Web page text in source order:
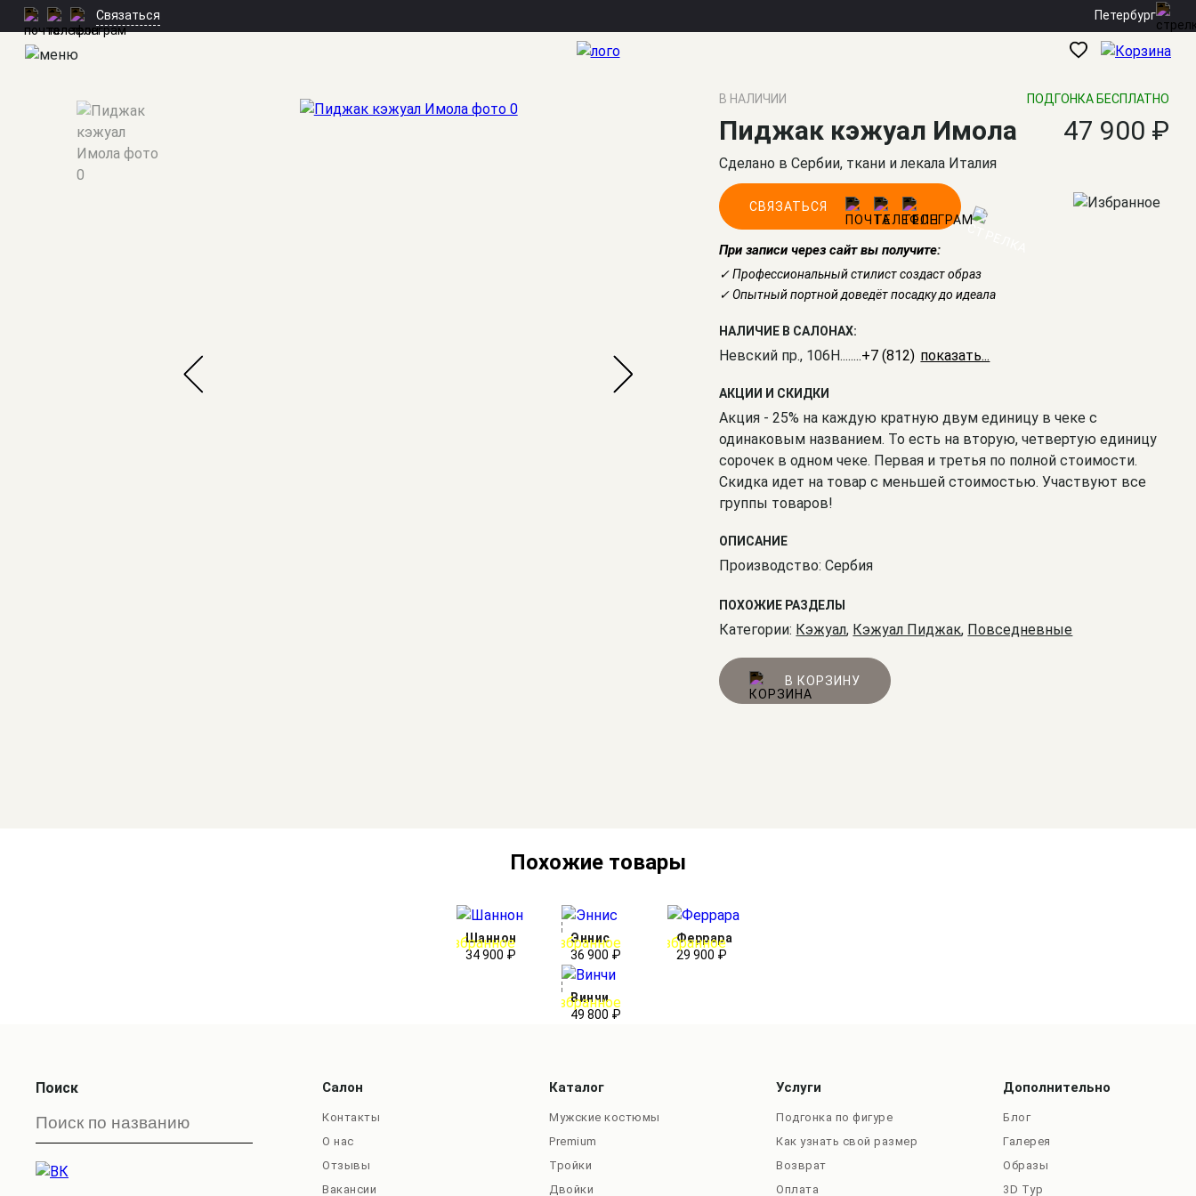
Связаться Петербург
Мужские костюмы
В НАЛИЧИИ ПОДГОНКА БЕСПЛАТНО
Пиджак кэжуал Имола 47 900 ₽
Сделано в Сербии, ткани и лекала Италия
СВЯЗАТЬСЯ
При записи через сайт вы получите:
✓ Профессиональный стилист создаст образ
✓ Опытный портной доведёт посадку до идеала
НАЛИЧИЕ В САЛОНАХ:
Невский пр., 106Н........+7 (812) 309-16-55
АКЦИИ И СКИДКИ
Акция - 25% на каждую кратную двум единицу в чеке с
одинаковым названием. То есть на вторую, четвертую единицу
сорочек в одном чеке. Первая и третья по полной стоимости.
Скидка идет на товар с меньшей стоимостью. Участвуют все
группы товаров!
ОПИСАНИЕ
Производство: Сербия
ПОХОЖИЕ РАЗДЕЛЫ
Категории: Кэжуал, Кэжуал Пиджак, Повседневные
В КОРЗИНУ
Похожие товары
Шаннон
34 900 ₽
Эннис
36 900 ₽
Феррара
29 900 ₽
Винчи
49 800 ₽
Поиск Салон
Контакты
О нас
Отзывы
Вакансии
Каталог
Мужские костюмы
Premium
Тройки
Двойки
Услуги
Подгонка по фигуре
Как узнать свой размер
Возврат
Оплата
Дополнительно
Блог
Галерея
Образы
3D Тур